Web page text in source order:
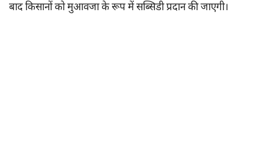
बाद किसानों को मुआवजा के रूप में सब्सिडी प्रदान की जाएगी।